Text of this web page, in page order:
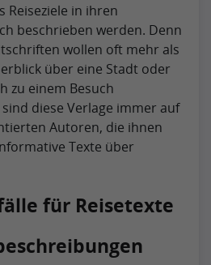
Reiseziele in ihren
beschrieben werden. Denn
wollen oft mehr als
über eine Stadt oder
zu einem Besuch
diese Verlage immer auf
Autoren, die ihnen
Texte über
für Reisetexte